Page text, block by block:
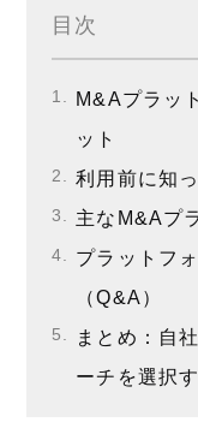
目次
M&Aプラッ
ット
利用前に知
主なM&Aプ
プラットフ
（Q&A）
まとめ：自
ーチを選択